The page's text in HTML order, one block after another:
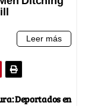
Deportados en